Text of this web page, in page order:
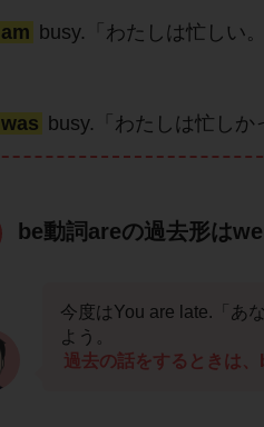
am busy.「わたしは忙しい。
was busy.「わたしは忙しか
be動詞areの過去形は
今度はYou are late.「あ
よう。
過去の話をするときは